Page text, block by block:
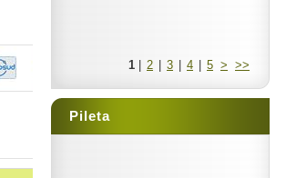
1 2 3 4 5 > >>
Pileta